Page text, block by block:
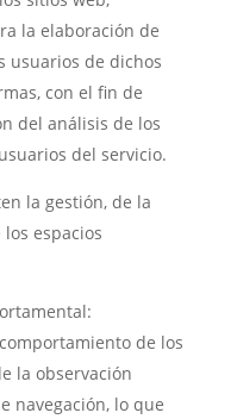
la elaboración de
usuarios de dichos
con el fin de
del análisis de los
del servicio.
la gestión, de la
espacios
de los
la observación
navegación, lo que